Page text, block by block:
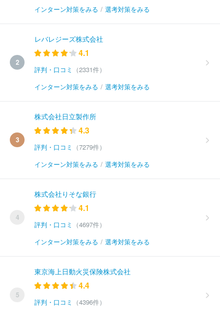
インターン対策をみる / 選考対策をみる
2
レバレジーズ株式会社
4.1
評判・口コミ
（2331件）
インターン対策をみる / 選考対策をみる
3
株式会社日立製作所
4.3
評判・口コミ
（7279件）
インターン対策をみる / 選考対策をみる
4
株式会社りそな銀行
4.1
評判・口コミ
（4697件）
インターン対策をみる / 選考対策をみる
5
東京海上日動火災保険株式会社
4.4
評判・口コミ
（4396件）